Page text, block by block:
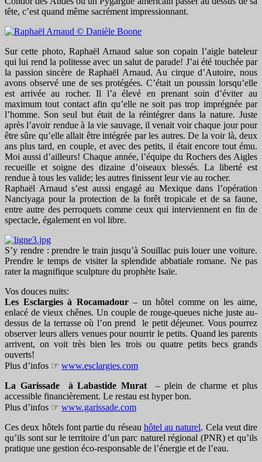
tête, c’est quand même sacrément impressionnant.
Sur cette photo, Raphaël Arnaud salue son copain l’aigle bateleur
qui lui rend la politesse avec un salut de parade! J’ai été touchée par
la passion sincère de Raphaël Arnaud. Au cirque d’Autoire, nous
avons observé une de ses protégées. C’était un poussin lorsqu’elle
est arrivée au rocher. Il l’a élevé en prenant soin d’éviter au
maximum tout contact afin qu’elle ne soit pas trop imprégnée par
l’homme. Son seul but était de la réintégrer dans la nature. Juste
après l’avoir rendue à la vie sauvage, il venait voir chaque jour pour
être sûre qu’elle allait être intégrée par les autres. De la voir là, deux
ans plus tard, en couple, et avec des petits, il était encore tout ému.
Moi aussi d’ailleurs! Chaque année, l’équipe du Rochers des Aigles
recueille et soigne des dizaine d’oiseaux blessés. La liberté est
rendue à tous les valide; les autres finissent leur vie au rocher.
Raphaël Arnaud s’est aussi engagé au Mexique dans l’opération
Nanciyaga pour la protection de la forêt tropicale et de sa faune,
entre autre des perroquets comme ceux qui interviennent en fin de
spectacle, également en vol libre.
S’y rendre : prendre le train jusqu’à Souillac puis louer une voiture.
Prendre le temps de visiter la splendide abbatiale romane. Ne pas
rater la magnifique sculpture du prophète Isaïe.
Vos douces nuits:
Les Esclargies à Rocamadour – un hôtel comme on les aime,
enlacé de vieux chênes. Un couple de rouge-queues niche juste au-
dessus de la terrasse où l’on prend le petit déjeuner. Vous pourrez
observer leurs allers venues pour nourrir le petits. Quand les parents
arrivent, on voit très bien les trois ou quatre petits becs grands
ouverts!
Plus d’infos ☞ www.esclargies.com
La Garissade à Labastide Murat– plein de charme et plus
accessible financièrement. Le restau est hyper bon.
Plus d’infos ☞ www.garissade.com
Ces deux hôtels font partie du réseau hôtel au naturel. Cela veut dire
qu’ils sont sur le territoire d’un parc naturel régional (PNR) et qu’ils
pratique une gestion éco-responsable de l’énergie et de l’eau.